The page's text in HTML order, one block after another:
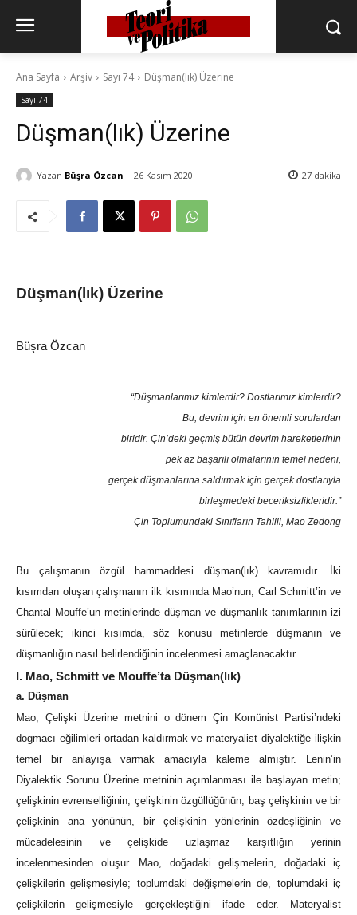
Ana Sayfa Arşiv Sayı 74 Düşman(lık) Üzerine
Sayı 74
Düşman(lık) Üzerine
Yazan Büşra Özcan 26 Kasım 2020 27 dakika
Düşman(lık) Üzerine
Büşra Özcan
“Düşmanlarımız kimlerdir? Dostlarımız kimlerdir?
Bu, devrim için en önemli sorulardan
biridir. Çin’deki geçmiş bütün devrim hareketlerinin
pek az başarılı olmalarının temel nedeni,
gerçek düşmanlarına saldırmak için gerçek dostlarıyla
birleşmedeki beceriksizlikleridir.”
Çin Toplumundaki Sınıfların Tahlili, Mao Zedong
Bu çalışmanın özgül hammaddesi düşman(lık) kavramıdır. İki
kısımdan oluşan çalışmanın ilk kısmında Mao’nun, Carl Schmitt’in ve
Chantal Mouffe’un metinlerinde düşman ve düşmanlık tanımlarının izi
sürülecek; ikinci kısımda, söz konusu metinlerde düşmanın ve
düşmanlığın nasıl belirlendiğinin incelenmesi amaçlanacaktır.
I. Mao, Schmitt ve Mouffe’ta Düşman(lık)
a. Düşman
Mao, Çelişki Üzerine metnini o dönem Çin Komünist Partisi’ndeki
dogmacı eğilimleri ortadan kaldırmak ve materyalist diyalektiğe ilişkin
temel bir anlayışa varmak amacıyla kaleme almıştır. Lenin’in
Diyalektik Sorunu Üzerine metninin açımlanması ile başlayan metin;
çelişkinin evrenselliğinin, çelişkinin özgüllüğünün, baş çelişkinin ve bir
çelişkinin ana yönünün, bir çelişkinin yönlerinin özdeşliğinin ve
mücadelesinin ve çelişkide uzlaşmaz karşıtlığın yerinin
incelenmesinden oluşur. Mao, doğadaki gelişmelerin, doğadaki iç
çelişkilerin gelişmesiyle; toplumdaki değişmelerin de, toplumdaki iç
çelişkilerin gelişmesiyle gerçekleştiğini ifade eder. Materyalist